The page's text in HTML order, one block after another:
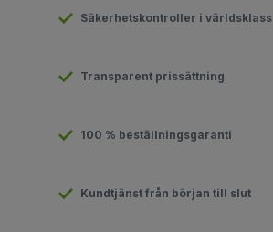
Säkerhetskontroller i världsklass
Transparent prissättning
100 % beställningsgaranti
Kundtjänst från början till slut